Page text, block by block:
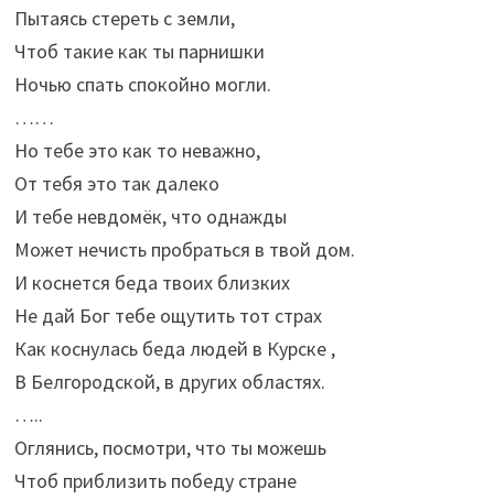
Пытаясь стереть с земли,
Чтоб такие как ты парнишки
Ночью спать спокойно могли.
……
Но тебе это как то неважно,
От тебя это так далеко
И тебе невдомёк, что однажды
Может нечисть пробраться в твой дом.
И коснется беда твоих близких
Не дай Бог тебе ощутить тот страх
Как коснулась беда людей в Курске ,
В Белгородской, в других областях.
…..
Оглянись, посмотри, что ты можешь
Чтоб приблизить победу стране